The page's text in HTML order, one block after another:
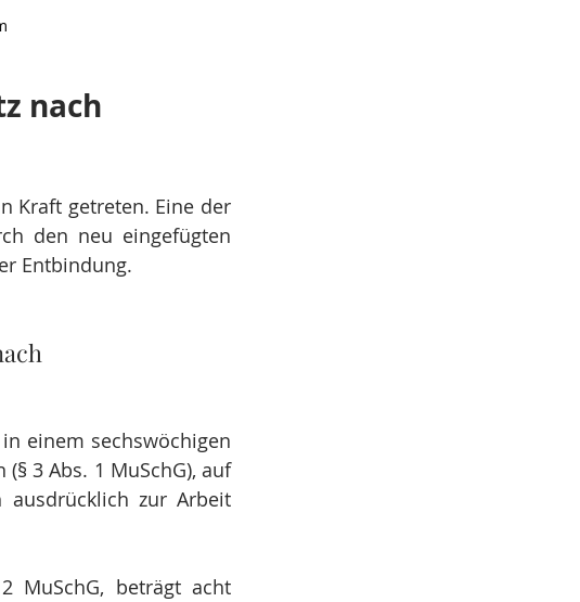
nach
Kraft getreten. Eine der
den neu eingefügten
Entbindung.
einem sechswöchigen
3 Abs. 1 MuSchG), auf
ausdrücklich zur Arbeit
MuSchG, beträgt acht